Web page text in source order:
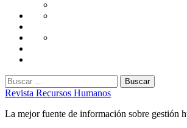
Gestión
Laborales
Selección
Buscar:
Revista Recursos Humanos
La mejor fuente de información sobre gestión